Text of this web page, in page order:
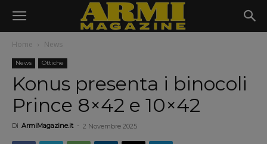
Home News
News Ottiche
Konus presenta i binocoli
Prince 8×42 e 10×42
Di ArmiMagazine.it - 2 Novembre 2025